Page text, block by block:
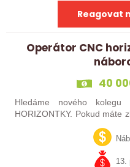
Reagovat
Operátor CNC
40
Hledáme nového kolegu
HORIZONTKY. Pokud máte
něco nového, pak jste
13.